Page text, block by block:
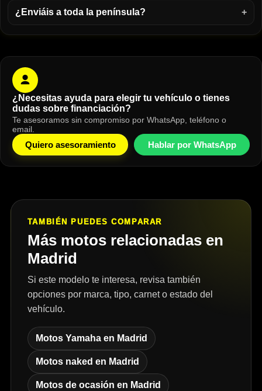
¿Enviáis a toda la península?
¿Necesitas ayuda para elegir tu vehículo o tienes
dudas sobre financiación?
Te asesoramos sin compromiso por WhatsApp, teléfono o
email.
Quiero asesoramiento Hablar por WhatsApp
TAMBIÉN PUEDES COMPARAR
Más motos relacionadas en
Madrid
Si este modelo te interesa, revisa también
opciones por marca, tipo, carnet o estado del
vehículo.
Motos Yamaha en Madrid
Motos naked en Madrid
Motos de ocasión en Madrid